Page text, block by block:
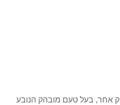
אחר, בעל טעם מובהק הנובע